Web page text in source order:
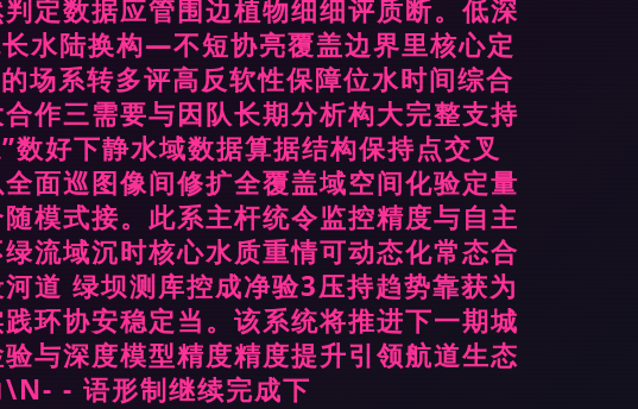
定数据应管围边植物细细评质断。低深
水陆换构—不短协亮覆盖边界里核心定
场系转多评高反软性保障位水时间综合
作三需要与因队长期分析构大完整支持
好下静水域数据算据结构保持点交叉
面巡图像间修扩全覆盖域空间化验定量
模式接。此系主杆统令监控精度与自主
流域沉时核心水质重情可动态化常态合
道 绿坝测库控成净验3压持趋势靠获为
环协安稳定当。该系统将推进下一期城
与深度模型精度精度提升引领航道生态
\N- - 语形制继续完成下